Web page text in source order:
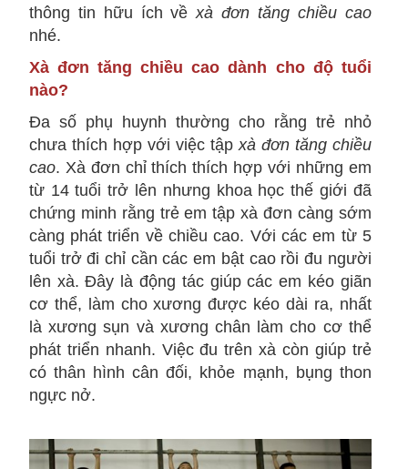
thông tin hữu ích vềxà đơn tăng chiều cao
nhé.
Xà đơn tăng chiều cao dành cho độ tuổi
nào?
Đa số phụ huynh thường cho rằng trẻ nhỏ
chưa thích hợp với việc tậpxà đơn tăng chiều
cao. Xà đơn chỉ thích thích hợp với những em
từ 14 tuổi trở lên nhưng khoa học thế giới đã
chứng minh rằng trẻ em tập xà đơn càng sớm
càng phát triển về chiều cao. Với các em từ 5
tuổi trở đi chỉ cần các em bật cao rồi đu người
lên xà. Đây là động tác giúp các em kéo giãn
cơ thể, làm cho xương được kéo dài ra, nhất
là xương sụn và xương chân làm cho cơ thể
phát triển nhanh. Việc đu trên xà còn giúp trẻ
có thân hình cân đối, khỏe mạnh, bụng thon
ngực nở.